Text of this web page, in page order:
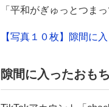
「平和がぎゅっとつま
【写真１０枚】隙間に
隙間に入ったおも